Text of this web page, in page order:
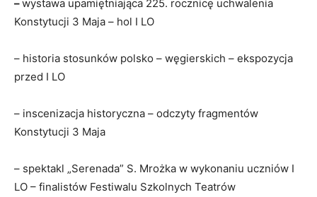
–wystawa upamiętniająca 225. rocznicę uchwalenia
Konstytucji 3 Maja – hol I LO
– historia stosunków polsko – węgierskich – ekspozycja
przed I LO
– inscenizacja historyczna – odczyty fragmentów
Konstytucji 3 Maja
– spektakl „Serenada” S. Mrożka w wykonaniu uczniów I
LO – finalistów Festiwalu Szkolnych Teatrów